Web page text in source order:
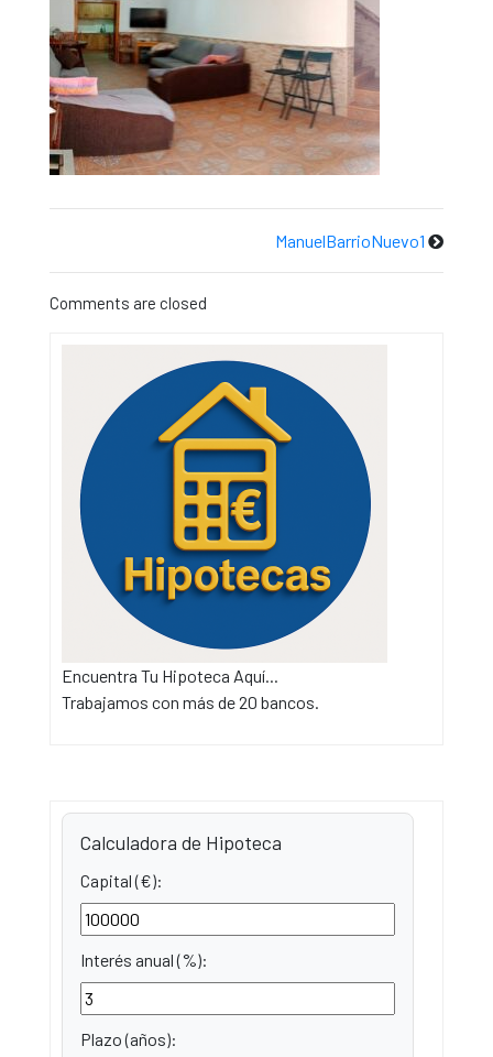
ManuelBarrioNuevo1
Comments are closed
Encuentra Tu Hipoteca Aquí...
Trabajamos con más de 20 bancos.
Calculadora de Hipoteca
Capital (€):
Interés anual (%):
Plazo (años):